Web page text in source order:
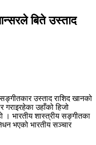
बिते उस्ताद
उस्ताद राशिद खानको
उहाँको हिजो
। भारतीय शास्त्रीय सङ्गीतका
भएको भारतीय सञ्चार